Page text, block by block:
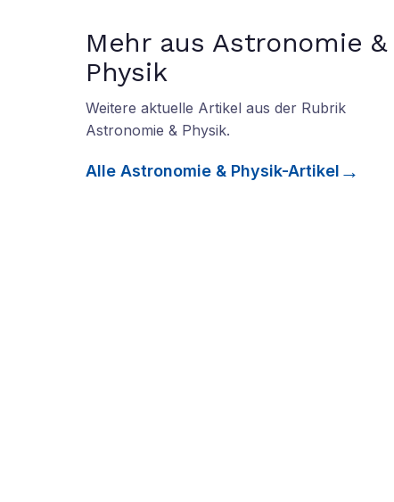
Mehr aus Astronomie &
Physik
Weitere aktuelle Artikel aus der Rubrik
Astronomie & Physik.
Alle Astronomie & Physik-Artikel